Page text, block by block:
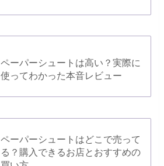
ペーパーシュートは高い？実際に
使ってわかった本音レビュー
ペーパーシュートはどこで売って
る？購入できるお店とおすすめの